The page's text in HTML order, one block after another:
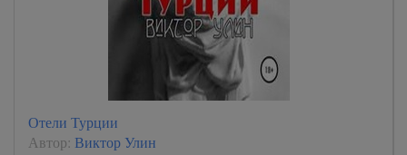
Отели Турции
Автор: Виктор Улин